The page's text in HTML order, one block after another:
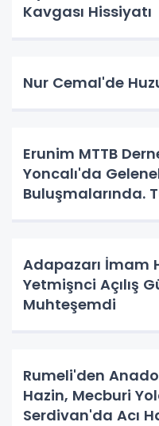
Kavgası Hissiyatı
Nur Cemal'de
Erunim MTTB
Yoncalı'da
Buluşmalarında.
Adapazarı İmam
Yetmişnci Açılış
Muhteşemdi
Rumeli'den
Hazin, Mecburi
Serdivan'da Acı